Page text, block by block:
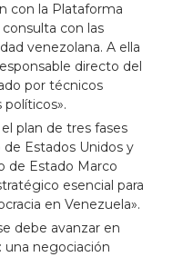
con la Plataforma
con las
venezolana. A ella
directo del
por técnicos
plan de tres fases
Estados Unidos y
de Estado Marco
esencial para
en Venezuela».
debe avanzar en
una negociación